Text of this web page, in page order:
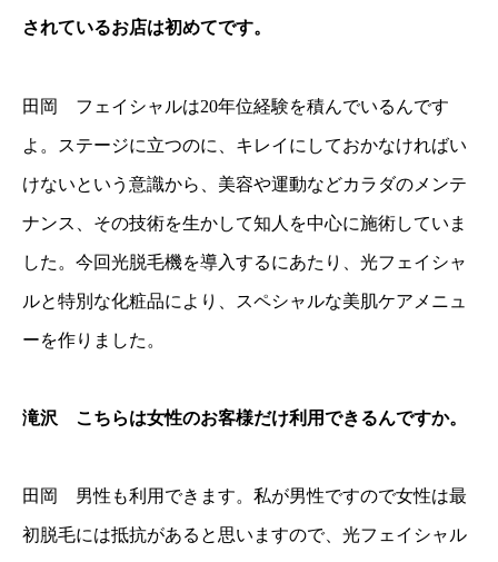
されているお店は初めてです。
田岡 フェイシャルは20年位経験を積んでいるんです
よ。ステージに立つのに、キレイにしておかなければい
けないという意識から、美容や運動などカラダのメンテ
ナンス、その技術を生かして知人を中心に施術していま
した。今回光脱毛機を導入するにあたり、光フェイシャ
ルと特別な化粧品により、スペシャルな美肌ケアメニュ
ーを作りました。
滝沢 こちらは女性のお客様だけ利用できるんですか。
田岡 男性も利用できます。私が男性ですので女性は最
初脱毛には抵抗があると思いますので、光フェイシャル